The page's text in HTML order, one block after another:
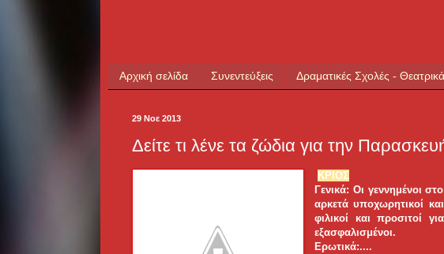
Αρχική σελίδα Συνεντεύξεις Δραματικές Σχολές -
29 Νοε 2013
Δείτε τι λένε τα ζώδια για την
ΚΡΙΟΣ
Γενικά: Οι γεννημένοι
αρκετά υποχωρητικοί
φιλικοί και προσιτοί
εξασφαλισμένοι.
Ερωτικά:....